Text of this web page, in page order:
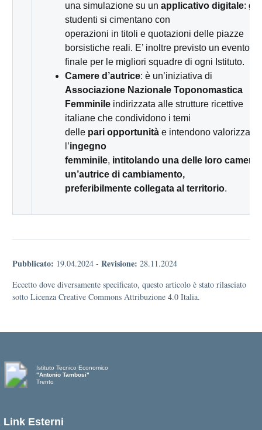
una simulazione su un applicativo digitale: gli
studenti si cimentano con
operazioni in titoli e quotazioni delle piazze
borsistiche reali. E’ inoltre previsto un evento
finale per le migliori squadre di ogni Istituto.
Camere d’autrice: è un’iniziativa di
Associazione Nazionale Toponomastica
Femminile indirizzata alle strutture ricettive
italiane che condividono i temi
delle pari opportunità e intendono valorizzare
l’ingegno
femminile, intitolando una delle loro camere
un’autrice di cambiamento,
preferibilmente collegata al territorio.
Pubblicato: 19.04.2024 - Revisione: 28.11.2024
Eccetto dove diversamente specificato, questo articolo è stato rilasciato
sotto Licenza Creative Commons Attribuzione 4.0 Italia.
Istituto Tecnico Economico
"Antonio Tambosi"
Trento
Link Esterni